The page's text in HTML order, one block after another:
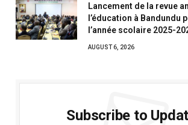
Lancement de la revue
l’éducation à Bandundu
l’année scolaire 2025-
AUGUST 6, 2026
Subscribe to